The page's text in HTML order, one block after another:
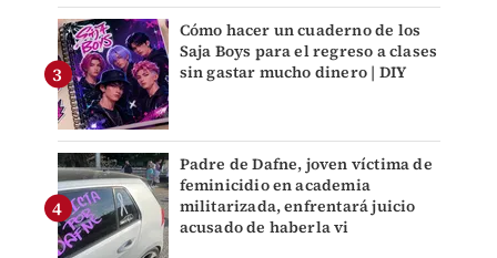
Cómo hacer un cuaderno de los
Saja Boys para el regreso a clases
sin gastar mucho dinero | DIY
Padre de Dafne, joven víctima de
feminicidio en academia
militarizada, enfrentará juicio
acusado de haberla vi